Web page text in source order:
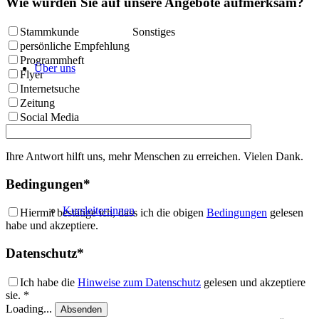
Über uns
Kursleiter:innen
Stammkunde
persönliche Empfehlung
Programmheft
Flyer
Internetsuche
Zeitung
Social Media
Sonstiges
Ihre Antwort hilft uns, mehr Menschen zu erreichen. Vielen Dank.
Bedingungen*
Hiermit bestätige ich, dass ich die obigen Bedingungen gelesen
habe und akzeptiere.
Datenschutz*
Ich habe die Hinweise zum Datenschutz gelesen und akzeptiere
sie. *
Loading...